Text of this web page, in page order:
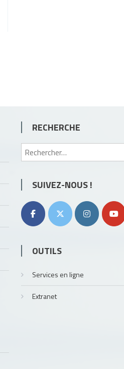
RECHERCHE
SUIVEZ-NOUS !
OUTILS
Services en ligne
Extranet